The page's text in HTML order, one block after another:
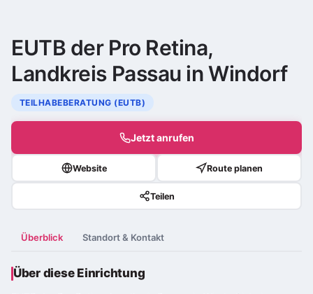
EUTB der Pro Retina,
Landkreis Passau in Windorf
TEILHABEBERATUNG (EUTB)
Jetzt anrufen
Website Route planen
Teilen
Überblick Standort & Kontakt
Über diese Einrichtung